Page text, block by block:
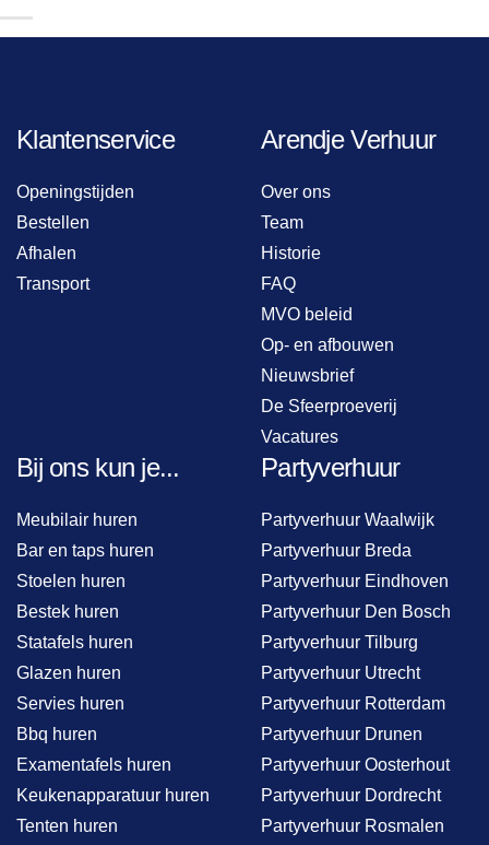
Klantenservice
Openingstijden
Bestellen
Afhalen
Transport
Arendje Verhuur
Over ons
Team
Historie
FAQ
MVO beleid
Op- en afbouwen
Nieuwsbrief
De Sfeerproeverij
Vacatures
Bij ons kun je...
Meubilair huren
Bar en taps huren
Stoelen huren
Bestek huren
Statafels huren
Glazen huren
Servies huren
Bbq huren
Examentafels huren
Keukenapparatuur huren
Tenten huren
Partyverhuur
Partyverhuur Waalwijk
Partyverhuur Breda
Partyverhuur Eindhoven
Partyverhuur Den Bosch
Partyverhuur Tilburg
Partyverhuur Utrecht
Partyverhuur Rotterdam
Partyverhuur Drunen
Partyverhuur Oosterhout
Partyverhuur Dordrecht
Partyverhuur Rosmalen